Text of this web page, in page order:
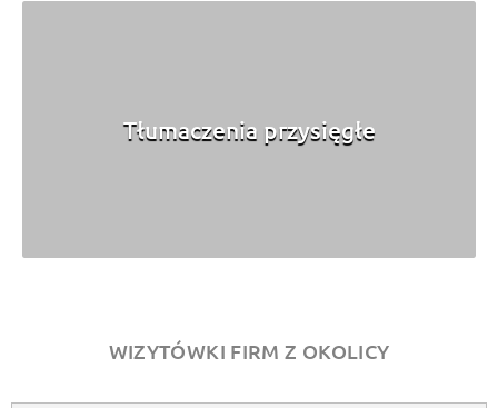
Tłumaczenia przysięgłe
WIZYTÓWKI FIRM Z OKOLICY